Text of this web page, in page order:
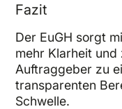
Fazit
Der EuGH sorgt
mehr Klarheit
Auftraggeber zu
transparenten
Schwelle.